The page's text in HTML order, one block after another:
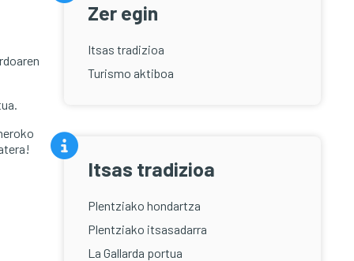
Zer egin
Itsas tradizioa
Turismo aktiboa
Itsas tradizioa
Plentziako hondartza
Plentziako itsasadarra
La Gallarda portua